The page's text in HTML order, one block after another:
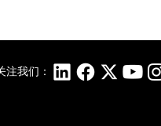
注我们：